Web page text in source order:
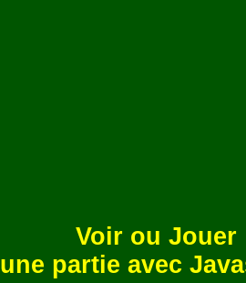
Voir ou Jouer
une partie avec